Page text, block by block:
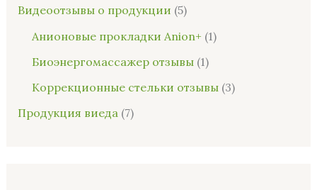
Видеоотзывы о продукции (5)
Анионовые прокладки Anion+ (1)
Биоэнергомассажер отзывы(1)
Коррекционные стельки отзывы(3)
Продукция виеда (7)